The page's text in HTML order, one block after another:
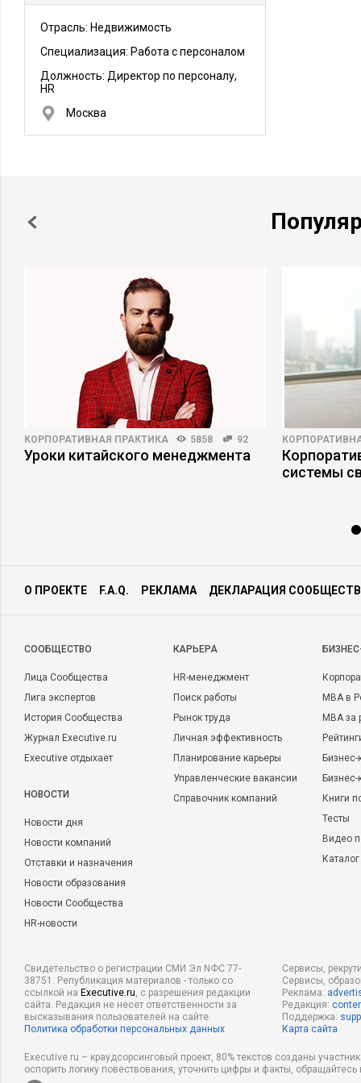
Отрасль: Недвижимость
Специализация: Работа с персоналом
Должность: Директор по персоналу,
HR
Москва
КОРПОРАТИВНАЯ ПРАКТИКА 5858 92
Уроки китайского менеджмента
системы
О ПРОЕКТЕ F.A.Q. РЕКЛАМА ДЕКЛАРАЦИЯ
CООБЩЕСТВО
Лица Сообщества
Лига экспертов
История Сообщества
Журнал Executive.ru
Executive отдыхает
НОВОСТИ
Новости дня
Новости компаний
Отставки и назначения
Новости образования
Новости Сообщества
HR-новости
КАРЬЕРА
HR-менеджмент
Поиск работы
Рынок труда
Личная эффективность
Планирование карьеры
Управленческие вакансии
Справочник компаний
MBA в
MBA
Бизнес-
Книги
Тесты
Видео
Свидетельство о регистрации СМИ Эл NФС 77-
38751. Републикация материалов - только со
ссылкой на Executive.ru, с разрешения редакции
сайта. Редакция не несет ответственности за
высказывания пользователей на сайте.
Политика обработки персональных данных
Сервисы,
Сервисы,
Реклама:
Редакция:
Поддержка:
Карта сайта
Executive.ru – краудсорсинговый проект, 80% текстов созданы
оспорить логику повествования, уточнить цифры и факты,